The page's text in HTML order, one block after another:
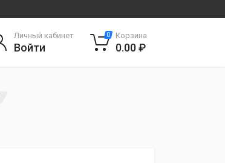
Личный кабинет
Войти
0 Корзина
0.00 ₽